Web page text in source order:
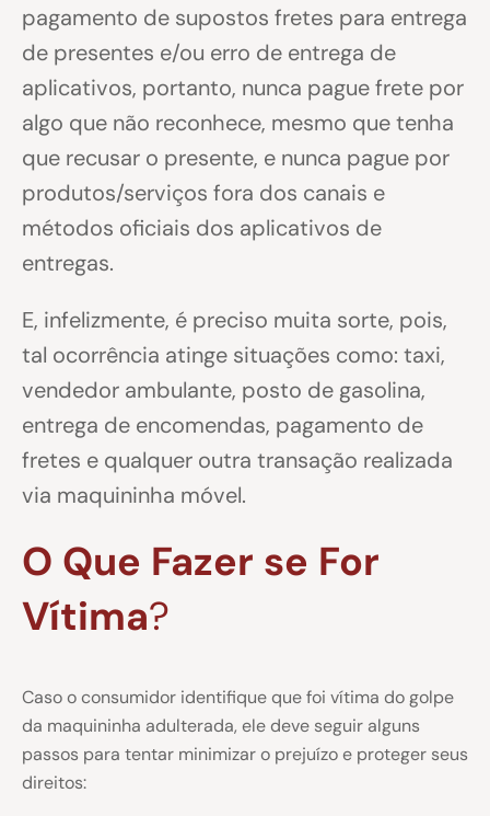
pagamento de supostos fretes para entrega
de presentes e/ou erro de entrega de
aplicativos, portanto, nunca pague frete por
algo que não reconhece, mesmo que tenha
que recusar o presente, e nunca pague por
produtos/serviços fora dos canais e
métodos oficiais dos aplicativos de
entregas.
E, infelizmente, é preciso muita sorte, pois,
tal ocorrência atinge situações como: taxi,
vendedor ambulante, posto de gasolina,
entrega de encomendas, pagamento de
fretes e qualquer outra transação realizada
via maquininha móvel.
O Que Fazer se For
Vítima?
Caso o consumidor identifique que foi vítima do golpe
da maquininha adulterada, ele deve seguir alguns
passos para tentar minimizar o prejuízo e proteger seus
direitos: